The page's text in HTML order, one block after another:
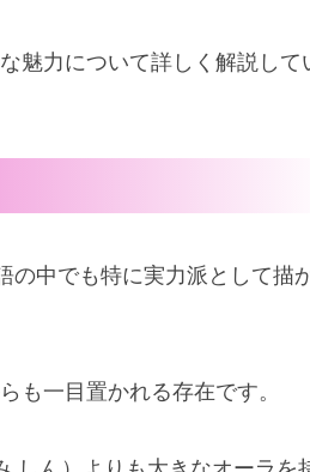
魅力について詳しく解説して
の中でも特に実力派として描
も一目置かれる存在です。